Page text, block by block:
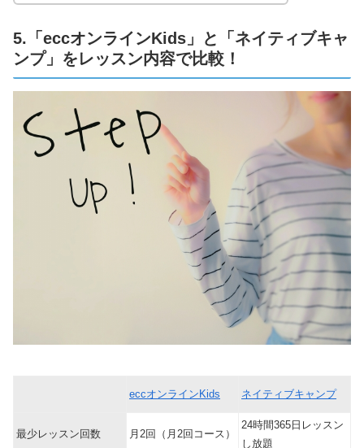
5.「eccオンラインKids」と「ネイティブキャ
ンプ」をレッスン内容で比較！
eccオンラインKids ネイティブキャンプ
最少レッスン回数 月2回（月2回コース）
24時間365日レッスン
し放題